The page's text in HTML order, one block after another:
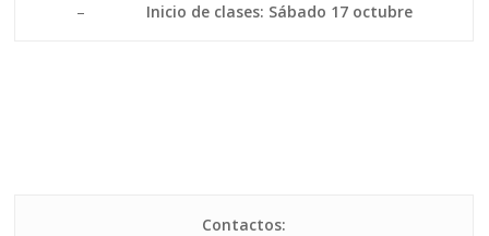
– Inicio de clases: Sábado 17 octubre
Contactos: